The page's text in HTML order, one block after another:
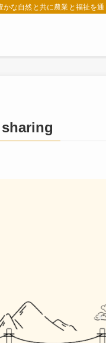
な自然と共に農業と福祉を